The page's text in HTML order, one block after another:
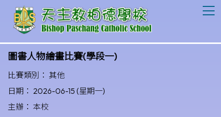
圖書人物繪畫比賽(學段一)
比賽類別： 其他
日期： 2026-06-15 (星期一)
主辦： 本校